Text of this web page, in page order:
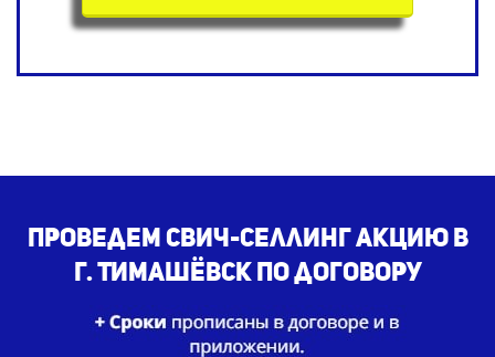
Проведем свич-селлинг акцию в
г. Тимашёвск по договору